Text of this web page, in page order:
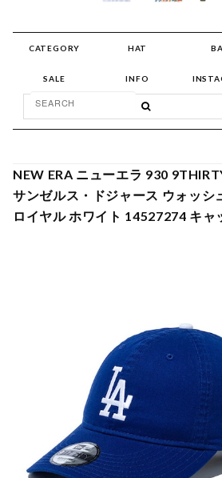
CATEGORY HAT
SALE INFO
NEW ERA ニューエラ 930
サンゼルス・ドジャース ウォッシ
ロイヤル ホワイト 14527274 キャ